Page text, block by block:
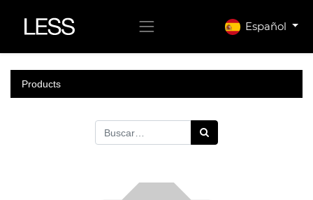
Español
Products